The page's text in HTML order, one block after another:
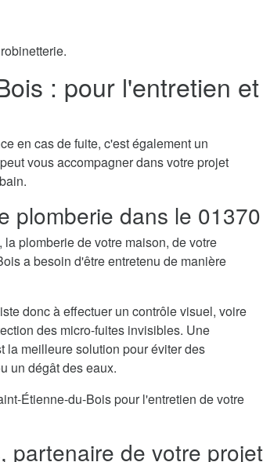
: pour l'entretien et
en cas de fuite, c'est également un
vous accompagner dans votre projet
plomberie dans le 01370
plomberie de votre maison, de votre
a besoin d'être entretenu de manière
donc à effectuer un contrôle visuel, voire
des micro-fuites invisibles. Une
la meilleure solution pour éviter des
un dégât des eaux.
Étienne-du-Bois pour l'entretien de votre
partenaire de votre projet